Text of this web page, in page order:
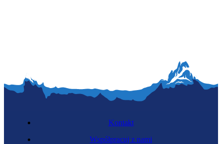
Kontakt
Współpracuj z nami